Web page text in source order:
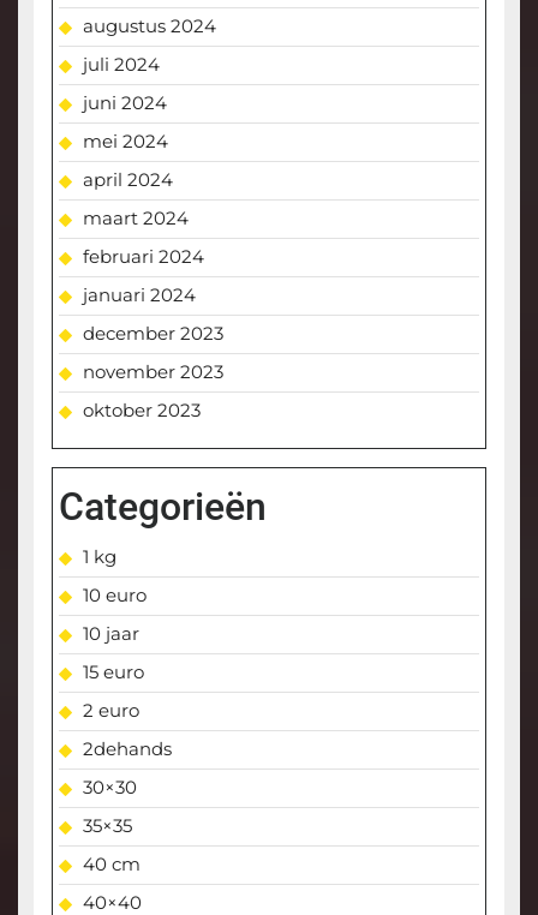
augustus 2024
juli 2024
juni 2024
mei 2024
april 2024
maart 2024
februari 2024
januari 2024
december 2023
november 2023
oktober 2023
Categorieën
1 kg
10 euro
10 jaar
15 euro
2 euro
2dehands
30×30
35×35
40 cm
40×40